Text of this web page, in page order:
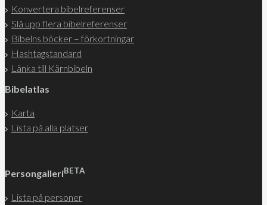
Konvertera bibelreferenser
Slå upp flera bibelreferenser
Bibelns böcker – förkortningar
Hashtagstandard
Länka till Kärnbibeln
Bibelatlas
Karta
Lista på alla platser
PersongalleriBETA
Lista på personer